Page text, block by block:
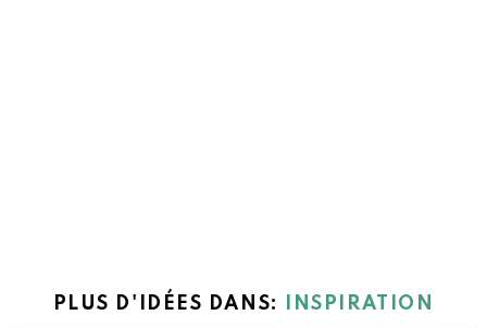
PLUS D'IDÉES DANS: INSPIRATION